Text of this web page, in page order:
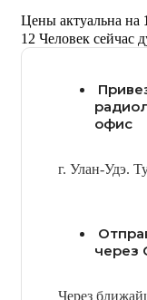
Цены актуальна на
12 Человек сейчас
офис
г. Улан-Удэ.
через
Через